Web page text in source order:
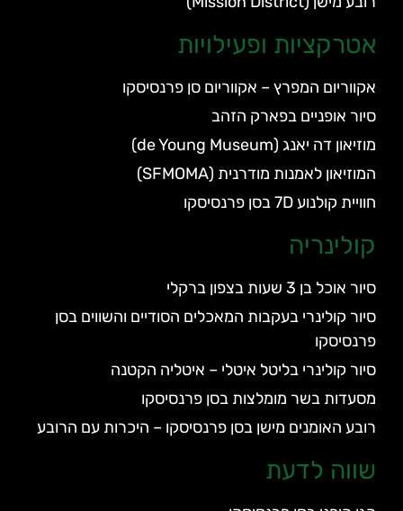
אטרקציות ופעילויות
אקווריום המפרץ – אקווריום סן פרנסיסקו
סיור אופניים בפארק הזהב
מוזיאון דה יאנג (de Young Museum)
המוזיאון לאמנות מודרנית (SFMOMA)
חוויית קולנוע 7D בסן פרנסיסקו
קולינריה
סיור אוכל בן 3 שעות בצפון ברקלי
סיור קולינרי בעקבות המאכלים הסודיים והשווים בסן
פרנסיסקו
סיור קולינרי בליטל איטלי – איטליה הקטנה
מסעדות בשר מומלצות בסן פרנסיסקו
רובע האומנים מישן בסן פרנסיסקו – היכרות עם הרובע
שווה לדעת